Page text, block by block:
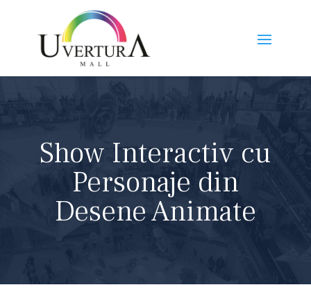
Show Interactiv cu
Personaje din
Desene Animate